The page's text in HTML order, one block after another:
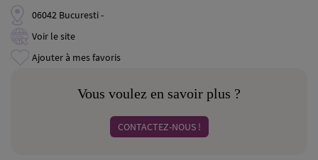
06042 Bucuresti -
Voir le site
Ajouter à mes favoris
Vous voulez en savoir plus ?
CONTACTEZ-NOUS !